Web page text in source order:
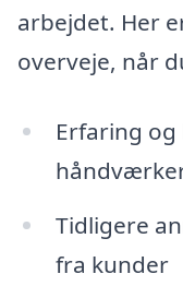
arbejdet. Her
overveje, når
Erfaring
Tidligere
fra kunder